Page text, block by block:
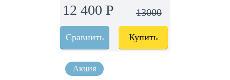
12 400 Р 13000
Сравнить Купить